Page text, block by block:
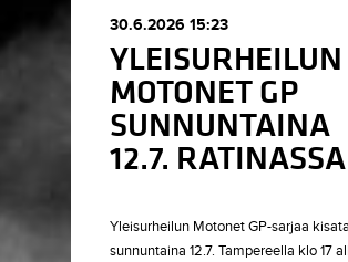
30.6.2026 15:23
YLEISURHEILUN
MOTONET GP
SUNNUNTAINA
12.7.
Yleisurheilun Motonet GP-sarjaa
sunnuntaina 12.7. Tampereella klo 17